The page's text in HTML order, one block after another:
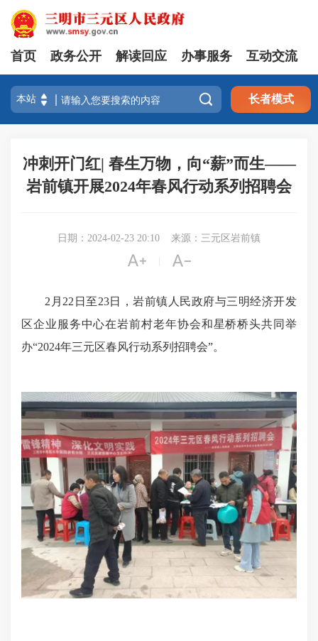
首页 政务公开 解读回应 办事服务 互动交流
 长者模式
冲刺开门红| 春生万物，向“薪”而生——
岩前镇开展2024年春风行动系列招聘会
日期：2024-02-23 20:10 来源：三元区岩前镇
 
2月22日至23日，岩前镇人民政府与三明经济开发
区企业服务中心在岩前村老年协会和星桥桥头共同举
办“2024年三元区春风行动系列招聘会”。